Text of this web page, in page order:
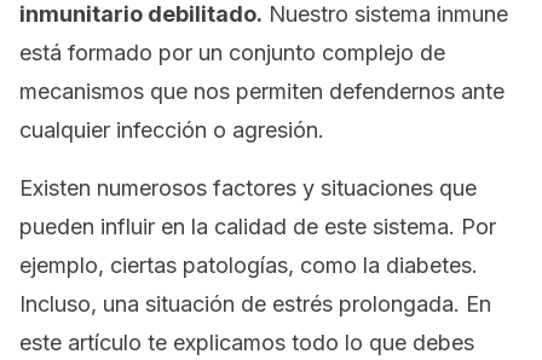
inmunitario debilitado. Nuestro sistema inmune
está formado por un conjunto complejo de
mecanismos que nos permiten defendernos ante
cualquier infección o agresión.
Existen numerosos factores y situaciones que
pueden influir en la calidad de este sistema. Por
ejemplo, ciertas patologías, como la diabetes.
Incluso, una situación de estrés prolongada. En
este artículo te explicamos todo lo que debes